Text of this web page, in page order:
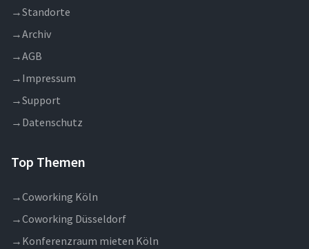
→Standorte
→Archiv
→AGB
→ Impressum
→Support
→ Datenschutz
Top Themen
→Coworking Köln
→Coworking Düsseldorf
→ Konferenzraum mieten Köln